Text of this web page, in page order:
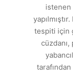
tespiti için